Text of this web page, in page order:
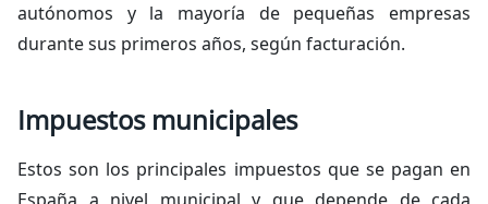
autónomos y la mayoría de pequeñas empresas
durante sus primeros años, según facturación.
Impuestos municipales
Estos son los principales impuestos que se pagan en